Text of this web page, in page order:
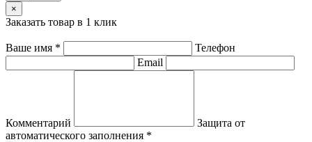
×
Заказать товар в 1 клик
Ваше имя *
Телефон
Email
Комментарий
Защита от
автоматического заполнения *